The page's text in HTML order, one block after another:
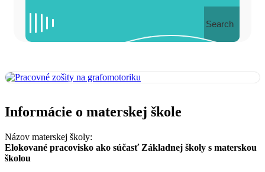
Search
Informácie o materskej škole
Názov materskej školy:
Elokované pracovisko ako súčasť Základnej školy s materskou
školou